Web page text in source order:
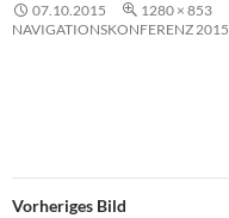
07.10.2015 1280 × 853
NAVIGATIONSKONFERENZ 2015
Vorheriges Bild